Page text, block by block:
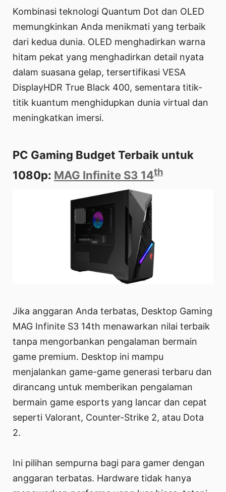
Kombinasi teknologi Quantum Dot dan OLED
memungkinkan Anda menikmati yang terbaik
dari kedua dunia. OLED menghadirkan warna
hitam pekat yang menghadirkan detail nyata
dalam suasana gelap, tersertifikasi VESA
DisplayHDR True Black 400, sementara titik-
titik kuantum menghidupkan dunia virtual dan
meningkatkan imersi.
PC Gaming Budget Terbaik untuk
1080p: MAG Infinite S3 14th
Jika anggaran Anda terbatas, Desktop Gaming
MAG Infinite S3 14th menawarkan nilai terbaik
tanpa mengorbankan pengalaman bermain
game premium. Desktop ini mampu
menjalankan game-game generasi terbaru dan
dirancang untuk memberikan pengalaman
bermain game esports yang lancar dan cepat
seperti Valorant, Counter-Strike 2, atau Dota
2.
Ini pilihan sempurna bagi para gamer dengan
anggaran terbatas. Hardware tidak hanya